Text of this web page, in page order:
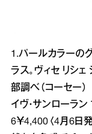
1.パールカラーの
ラス。ヴィセ リシ
部調べ（コーセー
イヴ・サンローラ
6￥4,400〈4月6日